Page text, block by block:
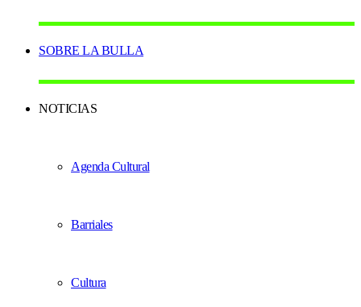
SOBRE LA BULLA
NOTICIAS
Agenda Cultural
Barriales
Cultura